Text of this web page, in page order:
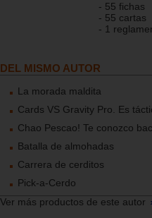
- 55 fichas
- 55 cartas
- 1
DEL MISMO AUTOR
La morada maldita
Cards VS Gravity Pro. Es
Chao Pescao! Te conozco
Batalla de almohadas
Carrera de cerditos
Pick-a-Cerdo
Ver más productos de este autor